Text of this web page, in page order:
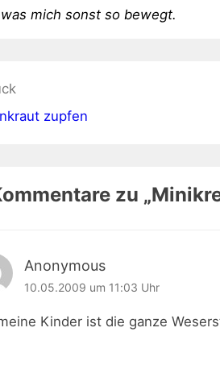
was mich sonst so bewegt.
zupfen
zu „
Anonymous
10.05.2009 um 11:03 Uhr
Kinder ist die ganze